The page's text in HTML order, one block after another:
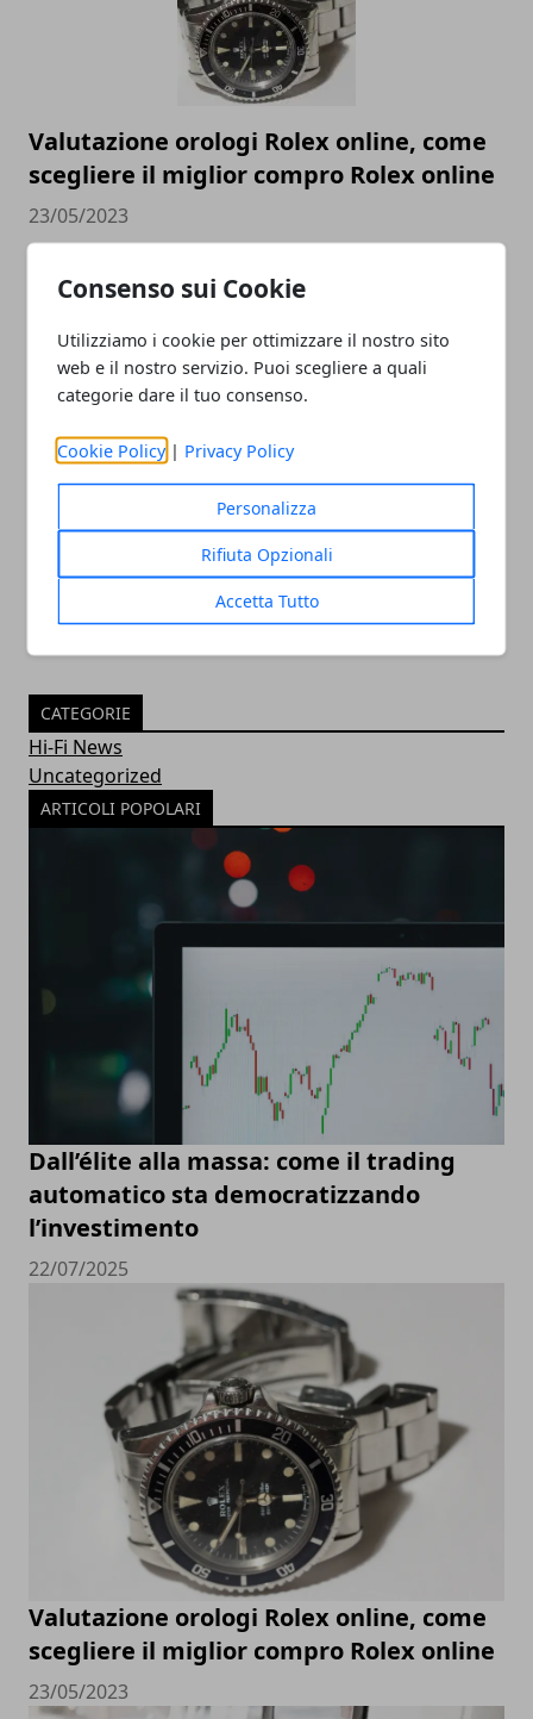
Consenso sui Cookie
Utilizziamo i cookie per ottimizzare il nostro sito
web e il nostro servizio. Puoi scegliere a quali
categorie dare il tuo consenso.
Cookie Policy | Privacy Policy
Personalizza
Rifiuta Opzionali
Accetta Tutto
Valutazione orologi Rolex online, come
scegliere il miglior compro Rolex online
23/05/2023
Come cambia la SEO nel 2023 e perché è
essenziale per la visibilità
CATEGORIE
Hi-Fi News
Uncategorized
ARTICOLI POPOLARI
Dall’élite alla massa: come il trading
automatico sta democratizzando
l’investimento
22/07/2025
Valutazione orologi Rolex online, come
scegliere il miglior compro Rolex online
23/05/2023